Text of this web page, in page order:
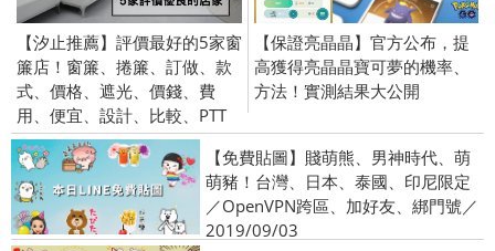
【汐止推薦】評價最好的5家窗
簾店！窗簾、捲簾、訂做、款
式、價格、遮光、價錢、費
用、便宜、設計、比較、PTT
【保證亮晶晶】官方公布，提
高獲得亮晶晶寶可夢的機率、
方法！實測結果大公開
【免費貼圖】賤萌熊、男神時代、萌
萌豬！台灣、日本、泰國、印尼限定
／OpenVPN跨區、加好友、綁門號／
2019/09/03